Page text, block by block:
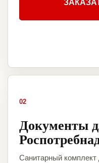
02
Документы
Санитарный